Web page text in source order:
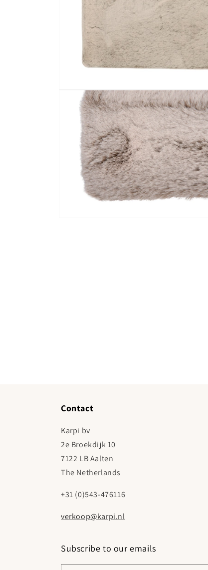
Media 1 openen in modaal
Contact
Karpi bv
2e Broekdijk 10
7122 LB Aalten
The Netherlands
+31 (0)543-476116
verkoop@karpi.nl
Subscribe to our emails